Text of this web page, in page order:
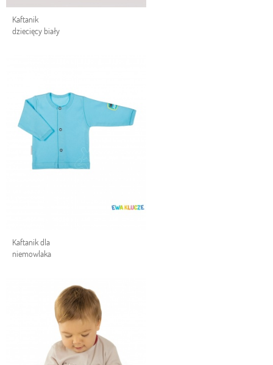
Kaftanik
dziecięcy biały
Kaftanik dla
niemowlaka